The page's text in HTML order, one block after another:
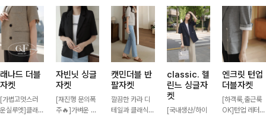
래나드 더블
자켓
[가볍고멋스러
운실루엣]클래
자빈닛 싱글
자켓
[재진행 문의폭
주🔥]가벼운 소
캣민더블 반
팔자켓
깔끔한 카라 디
테일과 클래식한
classic. 헬
린느 싱글자
켓
[국내생산/하이
엔크릿 턴업
더블자켓
[하객룩,출근룩
OK]턴업 레터링